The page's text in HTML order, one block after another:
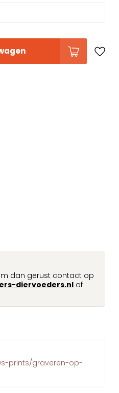
dan gerust contact op
diervoeders.nl of
prints/graveren-op-